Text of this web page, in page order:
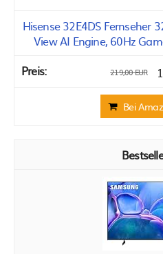
Hisense 32E4DS Fernseher
View AI Engine, 60Hz
219,00 EUR
Bei